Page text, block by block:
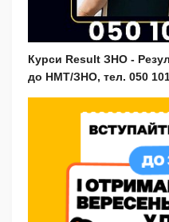
Курси Result ЗНО -
до НМТ/ЗНО, тел. 050